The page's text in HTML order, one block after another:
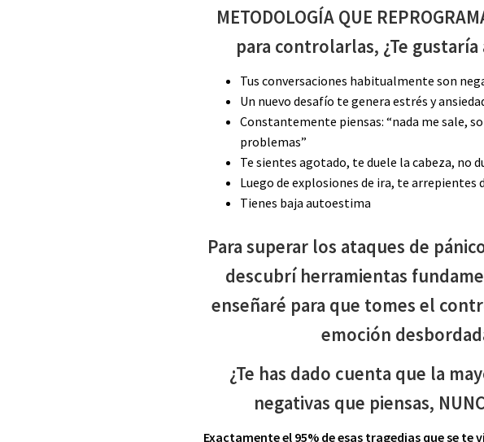
METODOLOGÍA QUE
para controlarlas, ¿Te
Tus conversaciones habitualmente son
​Un nuevo desafío te genera estrés y
Constantemente piensas: “nada me sale,
problemas”
Te sientes agotado, te duele la cabeza, no
Luego de explosiones de ira, te arrepientes
Tienes baja autoestima
Para superar los ataques de
descubrí herramientas
enseñaré para que tomes el
emoción
¿Te has dado cuenta que la
negativas que piensas,
Exactamente el 95% de esas tragedias que se te